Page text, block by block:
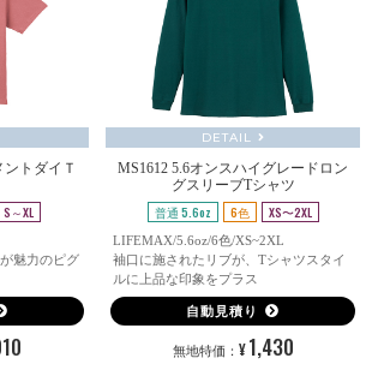
ントダイＴ
S～XL
魅力のピグ
DETAIL
MS1612 5.6オンスハイグレードロン
グスリーブTシャツ
普通 5.6oz 6色 XS〜2XL
LIFEMAX/5.6oz/6色/XS~2XL
袖口に施されたリブが、Tシャツスタイ
ルに上品な印象をプラス
自動見積り
無地特価： ¥ 1,430